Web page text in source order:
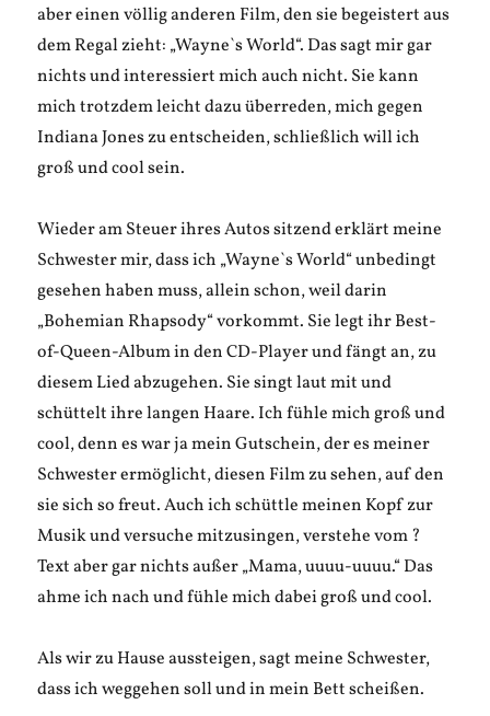
aber einen völlig anderen Film, den sie begeistert aus
dem Regal zieht: „Wayne`s World“. Das sagt mir gar
nichts und interessiert mich auch nicht. Sie kann
mich trotzdem leicht dazu überreden, mich gegen
Indiana Jones zu entscheiden, schließlich will ich
groß und cool sein.
Wieder am Steuer ihres Autos sitzend erklärt meine
Schwester mir, dass ich „Wayne`s World“ unbedingt
gesehen haben muss, allein schon, weil darin
„Bohemian Rhapsody“ vorkommt. Sie legt ihr Best-
of-Queen-Album in den CD-Player und fängt an, zu
diesem Lied abzugehen. Sie singt laut mit und
schüttelt ihre langen Haare. Ich fühle mich groß und
cool, denn es war ja mein Gutschein, der es meiner
Schwester ermöglicht, diesen Film zu sehen, auf den
sie sich so freut. Auch ich schüttle meinen Kopf zur
Musik und versuche mitzusingen, verstehe vom ?
Text aber gar nichts außer „Mama, uuuu-uuuu.“ Das
ahme ich nach und fühle mich dabei groß und cool.
Als wir zu Hause aussteigen, sagt meine Schwester,
dass ich weggehen soll und in mein Bett scheißen.